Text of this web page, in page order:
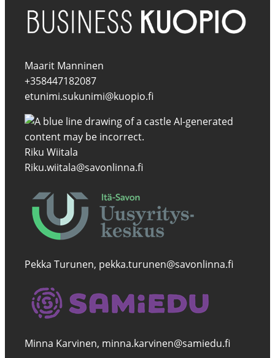
Maarit Manninen
+358447182087
etunimi.sukunimi@kuopio.fi
Riku Wiitala
Riku.wiitala@savonlinna.fi
Pekka Turunen, pekka.turunen@savonlinna.fi
Minna Karvinen, minna.karvinen@samiedu.fi